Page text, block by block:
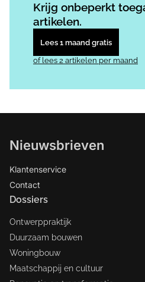
Krijg onbeperkt
artikelen.
Lees 1 maand gratis
of lees 2 artikelen per maand
Nieuwsbrieven
Klantenservice
Contact
Dossiers
Ontwerppraktijk
Duurzaam bouwen
Woningbouw
Maatschappij en cultuur